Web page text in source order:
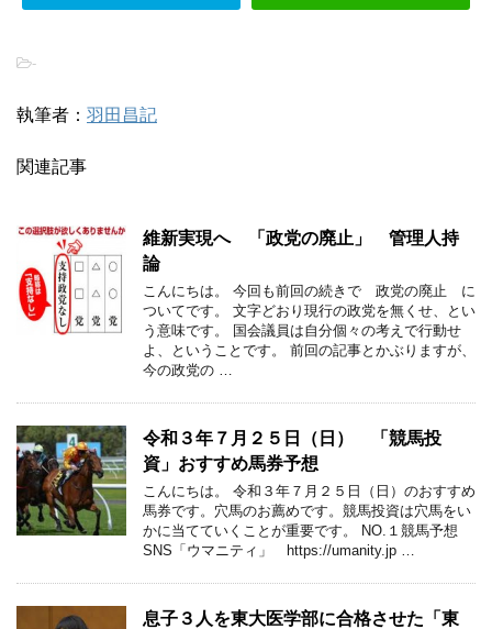
-
執筆者： 羽田昌記
関連記事
維新実現へ 「政党の廃止」 管理人持
論
こんにちは。 今回も前回の続きで 政党の廃止 に
ついてです。 文字どおり現行の政党を無くせ、とい
う意味です。 国会議員は自分個々の考えで行動せ
よ、ということです。 前回の記事とかぶりますが、
今の政党の …
令和３年７月２５日（日） 「競馬投
資」おすすめ馬券予想
こんにちは。 令和３年７月２５日（日）のおすすめ
馬券です。穴馬のお薦めです。競馬投資は穴馬をい
かに当てていくことが重要です。 NO.１競馬予想
SNS「ウマニティ」 https://umanity.jp …
息子３人を東大医学部に合格させた「東